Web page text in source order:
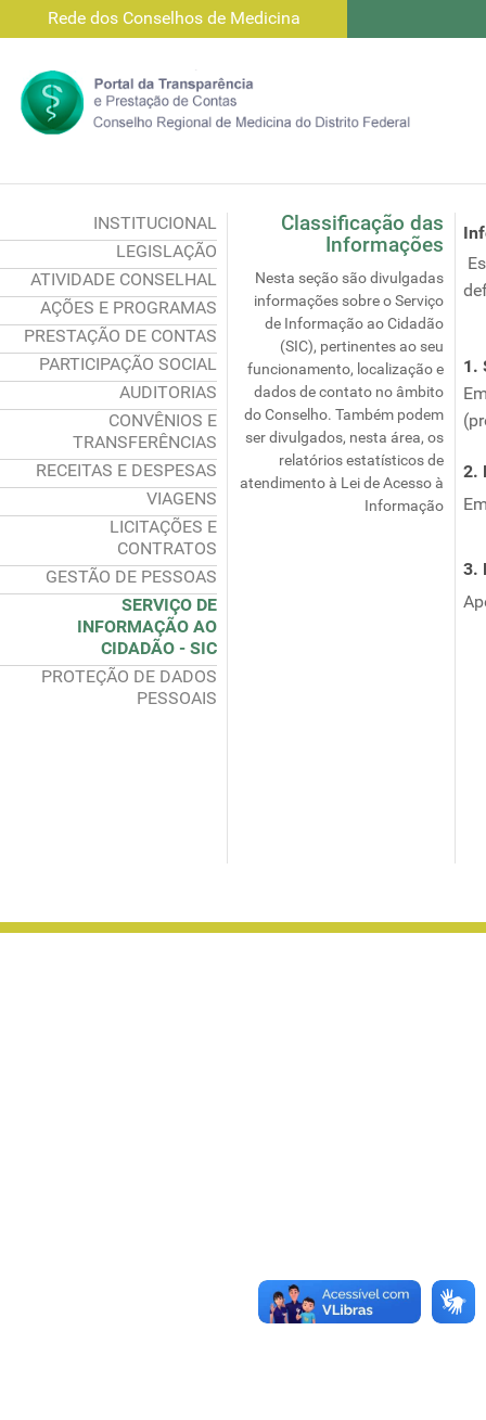
Rede dos Conselhos de Medicina
INSTITUCIONAL
LEGISLAÇÃO
ATIVIDADE CONSELHAL
AÇÕES E PROGRAMAS
PRESTAÇÃO DE CONTAS
PARTICIPAÇÃO SOCIAL
AUDITORIAS
CONVÊNIOS E
TRANSFERÊNCIAS
RECEITAS E DESPESAS
VIAGENS
LICITAÇÕES E
CONTRATOS
GESTÃO DE PESSOAS
SERVIÇO DE
INFORMAÇÃO AO
CIDADÃO - SIC
PROTEÇÃO DE DADOS
PESSOAIS
Classificação das
Informações
Nesta seção são divulgadas
informações sobre o Serviço
de Informação ao Cidadão
(SIC), pertinentes ao seu
funcionamento, localização e
dados de contato no âmbito
do Conselho. Também podem
ser divulgados, nesta área, os
relatórios estatísticos de
atendimento à Lei de Acesso à
Informação
1.
2.
3.